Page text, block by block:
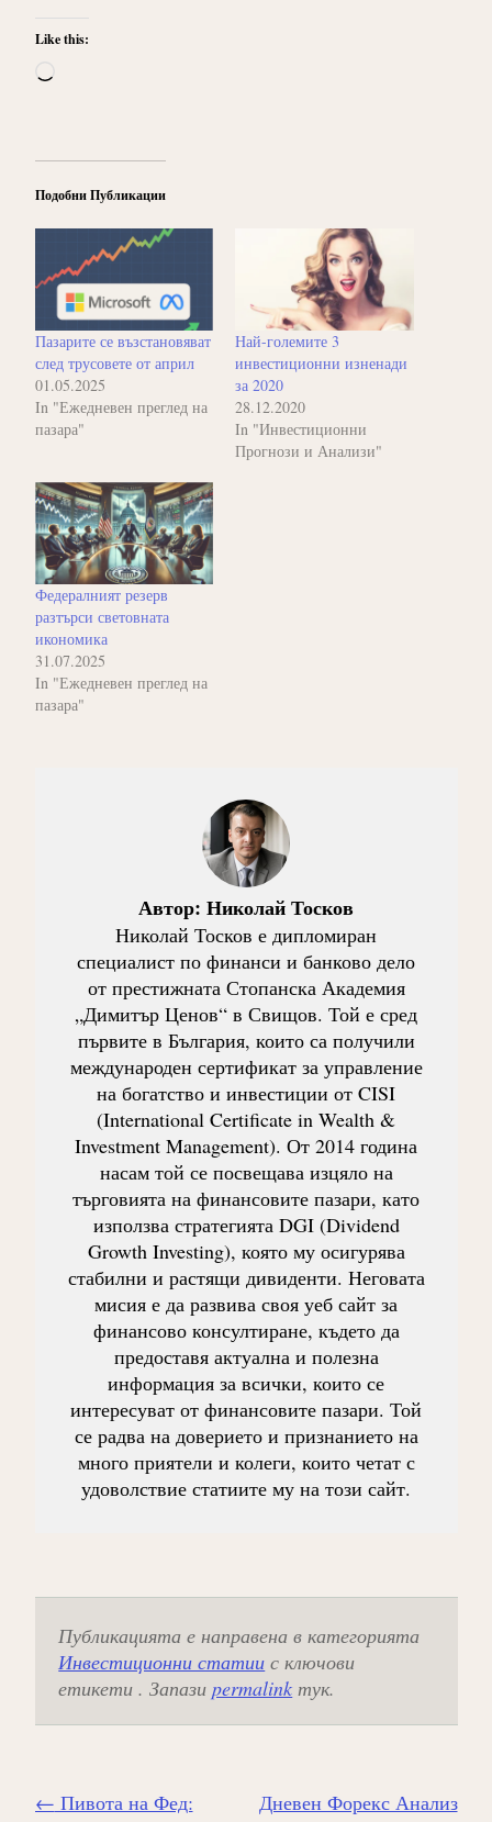
Like this:
Подобни Публикации
Пазарите се възстановяват
след трусовете от април
01.05.2025
In "Ежедневен преглед на
пазара"
Най-големите 3
инвестиционни изненади
за 2020
28.12.2020
In "Инвестиционни
Прогнози и Анализи"
Федералният резерв
разтърси световната
икономика
31.07.2025
In "Ежедневен преглед на
пазара"
Автор: Николай Тосков
Николай Тосков е дипломиран
специалист по финанси и банково дело
от престижната Стопанска Академия
„Димитър Ценов“ в Свищов. Той е сред
първите в България, които са получили
международен сертификат за управление
на богатство и инвестиции от CISI
(International Certificate in Wealth &
Investment Management). От 2014 година
насам той се посвещава изцяло на
търговията на финансовите пазари, като
използва стратегията DGI (Dividend
Growth Investing), която му осигурява
стабилни и растящи дивиденти. Неговата
мисия е да развива своя уеб сайт за
финансово консултиране, където да
предоставя актуална и полезна
информация за всички, които се
интересуват от финансовите пазари. Той
се радва на доверието и признанието на
много приятели и колеги, които четат с
удоволствие статиите му на този сайт.
Публикацията е направена в категорията
Инвестиционни статии с ключови
етикети . Запазиpermalink тук.
Навигиране
← Пивота на Фед:
Дневен Форекс Анализ